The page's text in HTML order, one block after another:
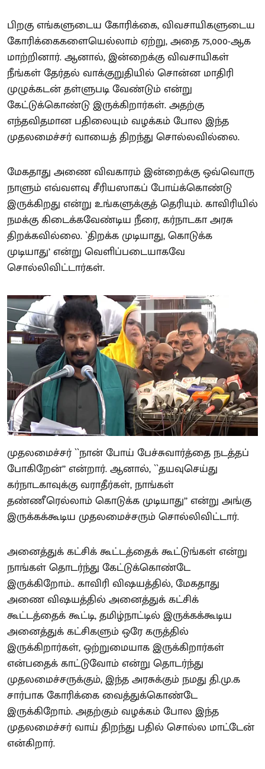
பிறகு எங்களுடைய கோரிக்கை, விவசாயிகளுடைய
கோரிக்கைகளையெல்லாம் ஏற்று, அதை 75,000-ஆக
மாற்றினார். ஆனால், இன்றைக்கு விவசாயிகள்
நீங்கள் தேர்தல் வாக்குறுதியில் சொன்ன மாதிரி
முழுக்கடன் தள்ளுபடி வேண்டும் என்று
கேட்டுக்கொண்டு இருக்கிறார்கள். அதற்கு
எந்தவிதமான பதிலையும் வழக்கம் போல இந்த
முதலமைச்சர் வாயைத் திறந்து சொல்லவில்லை.
மேகதாது அணை விவகாரம் இன்றைக்கு ஒவ்வொரு
நாளும் எவ்வளவு சீரியஸாகப் போய்க்கொண்டு
இருக்கிறது என்று உங்களுக்குத் தெரியும். காவிரியில்
நமக்கு கிடைக்கவேண்டிய நீரை, கர்நாடகா அரசு
திறக்கவில்லை. `திறக்க முடியாது, கொடுக்க
முடியாது’ என்று வெளிப்படையாகவே
சொல்லிவிட்டார்கள்.
முதலமைச்சர் ``நான் போய் பேச்சுவார்த்தை நடத்தப்
போகிறேன்’’ என்றார். ஆனால், ``தயவுசெய்து
கர்நாடகாவுக்கு வராதீர்கள், நாங்கள்
தண்ணீரெல்லாம் கொடுக்க முடியாது’’ என்று அங்கு
இருக்கக்கூடிய முதலமைச்சரும் சொல்லிவிட்டார்.
அனைத்துக் கட்சிக் கூட்டத்தைக் கூட்டுங்கள் என்று
நாங்கள் தொடர்ந்து கேட்டுக்கொண்டே
இருக்கிறோம்.. காவிரி விஷயத்தில், மேகதாது
அணை விஷயத்தில் அனைத்துக் கட்சிக்
கூட்டத்தைக் கூட்டி, தமிழ்நாட்டில் இருக்கக்கூடிய
அனைத்துக் கட்சிகளும் ஒரே கருத்தில்
இருக்கிறார்கள், ஒற்றுமையாக இருக்கிறார்கள்
என்பதைக் காட்டுவோம் என்று தொடர்ந்து
முதலமைச்சருக்கும், இந்த அரசுக்கும் நமது தி.மு.க
சார்பாக கோரிக்கை வைத்துக்கொண்டே
இருக்கிறோம். அதற்கும் வழக்கம் போல இந்த
முதலமைச்சர் வாய் திறந்து பதில் சொல்ல மாட்டேன்
என்கிறார்.